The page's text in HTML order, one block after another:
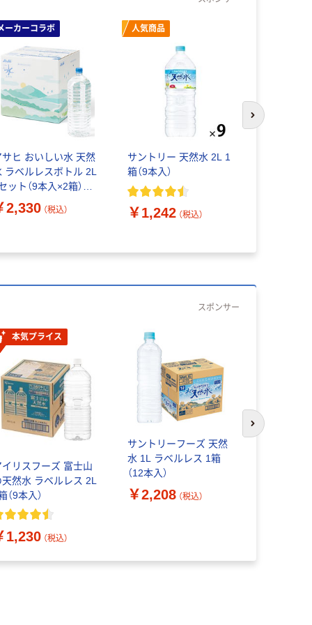
ーカーコラボ
サヒ おいしい水 天然
ラベルレスボトル 2L
ット（9本入×2箱）デ
インカートン 限定
2,330 （税込）
人気商品
サントリー 天然水 2L 1
箱（9本入）
￥1,242 （税込）
次のスライド
スポンサー
本気プライス
イリスフーズ 富士山
天然水 ラベルレス 2L
（9本入）
1,230 （税込）
サントリーフーズ 天然
水 1L ラベルレス 1箱
（12本入）
￥2,208 （税込）
次のスライド